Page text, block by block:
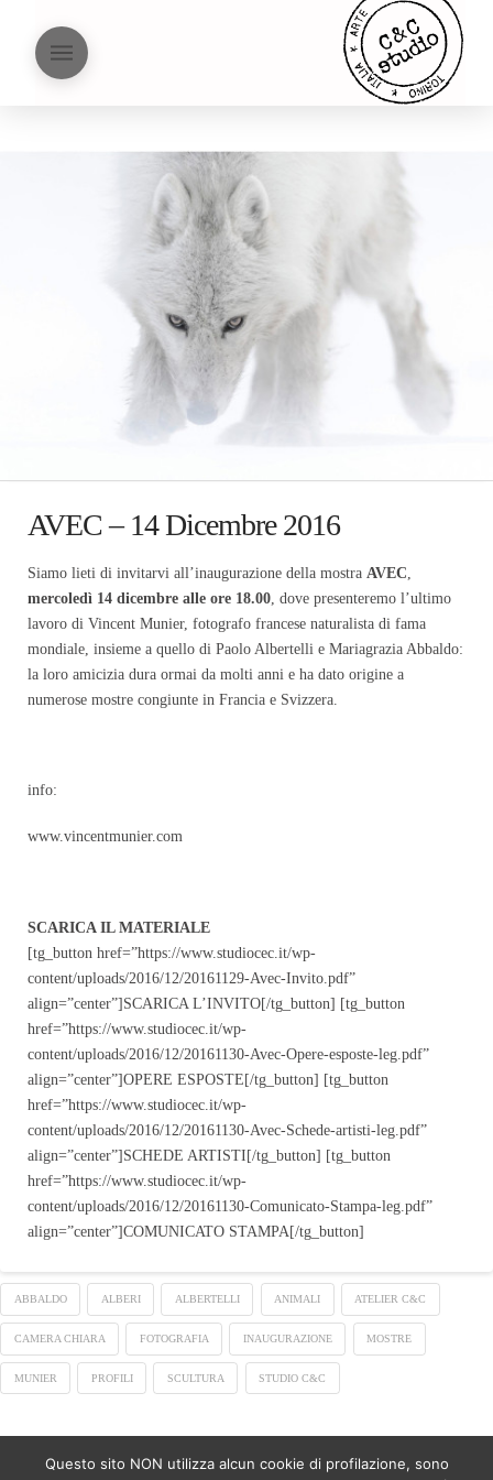
AVEC – 14 Dicembre 2016
Siamo lieti di invitarvi all’inaugurazione della mostra AVEC
mercoledì 14 dicembre alle ore 18.00 , dove presenteremo l’ultimo
lavoro di Vincent Munier, fotografo francese naturalista di fama
mondiale, insieme a quello di Paolo Albertelli e Mariagrazia Abbaldo:
la loro amicizia dura ormai da molti anni e ha dato origine a
numerose mostre congiunte in Francia e Svizzera.
info:
www.vincentmunier.com
SCARICA IL MATERIALE
[tg_button href=”https://www.studiocec.it/wp-
content/uploads/2016/12/20161129-Avec-Invito.pdf”
align=”center”]SCARICA L’INVITO[/tg_button] [tg_button
href=”https://www.studiocec.it/wp-
content/uploads/2016/12/20161130-Avec-Opere-esposte-leg.pdf”
align=”center”]OPERE ESPOSTE[/tg_button] [tg_button
href=”https://www.studiocec.it/wp-
content/uploads/2016/12/20161130-Avec-Schede-artisti-leg.pdf”
align=”center”]SCHEDE ARTISTI[/tg_button] [tg_button
href=”https://www.studiocec.it/wp-
content/uploads/2016/12/20161130-Comunicato-Stampa-leg.pdf”
align=”center”]COMUNICATO STAMPA[/tg_button]
ABBALDO ALBERI ALBERTELLI ANIMALI ATELIER C&C
CAMERA CHIARA FOTOGRAFIA INAUGURAZIONE MOSTRE
MUNIER PROFILI SCULTURA STUDIO C&C
ASSIGN A MENU
Questo sito NON utilizza alcun cookie di profilazione, sono